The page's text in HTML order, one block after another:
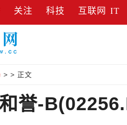
关注 科技 互联网 IT
> > 正文
誉-